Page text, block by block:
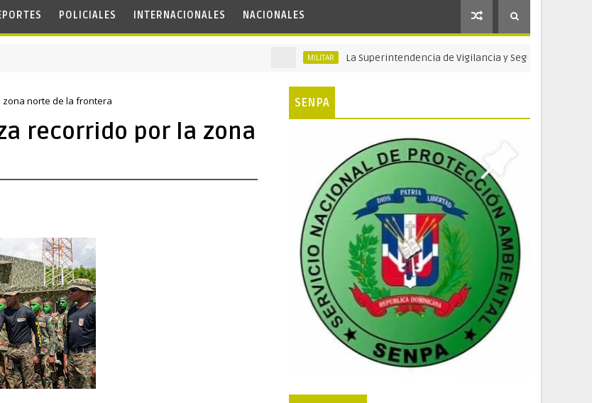
POLICIALES INTERNACIONALES NACIONALES
La Superintendencia de Vigilancia y Seguridad Privada
norte de la frontera
recorrido por la zona
SENPA